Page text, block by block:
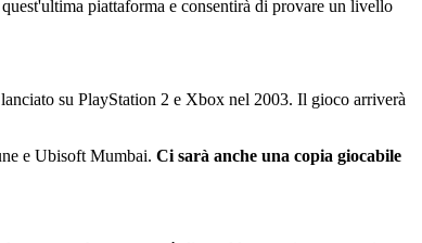
piattaforma e consentirà di provare un livello
su PlayStation 2 e Xbox nel 2003. Il gioco arriverà
e Ubisoft Mumbai. Ci sarà anche una copia giocabile